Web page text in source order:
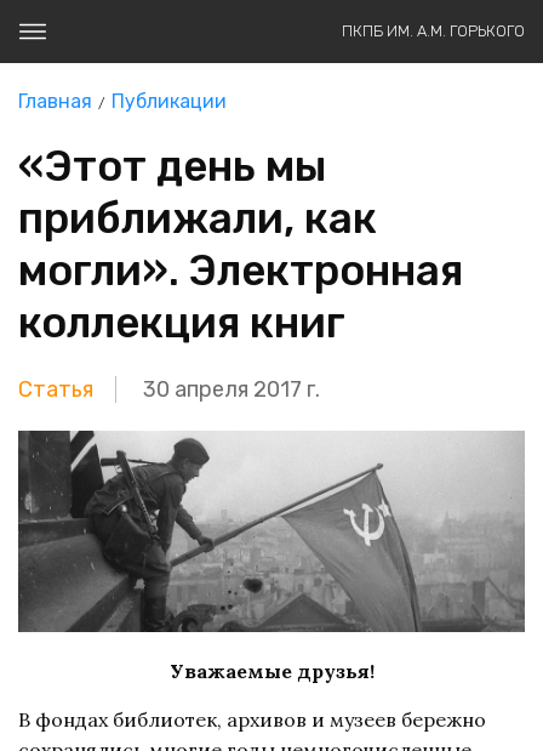
ПКПБ ИМ. А.М. ГОРЬКОГО
Главная Публикации
«Этот день мы
приближали, как
могли». Электронная
коллекция книг
Статья 30 апреля 2017 г.
Уважаемые друзья!
В фондах библиотек, архивов и музеев бережно